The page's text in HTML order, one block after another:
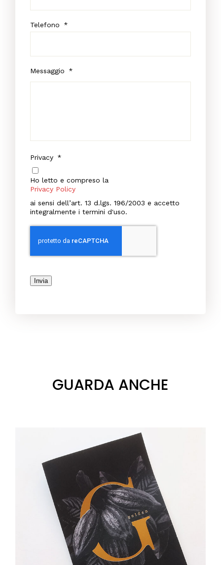
Telefono *
Messaggio *
Privacy *
Ho letto e compreso la
Privacy Policy
ai sensi dell’art. 13 d.lgs. 196/2003 e accetto
integralmente i termini d'uso.
Invia
GUARDA ANCHE